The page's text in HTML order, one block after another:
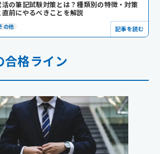
活の筆記試験対策とは？種類別の特徴・対策
直前にやるべきことを解説
の他 記事を読む
合格ライン